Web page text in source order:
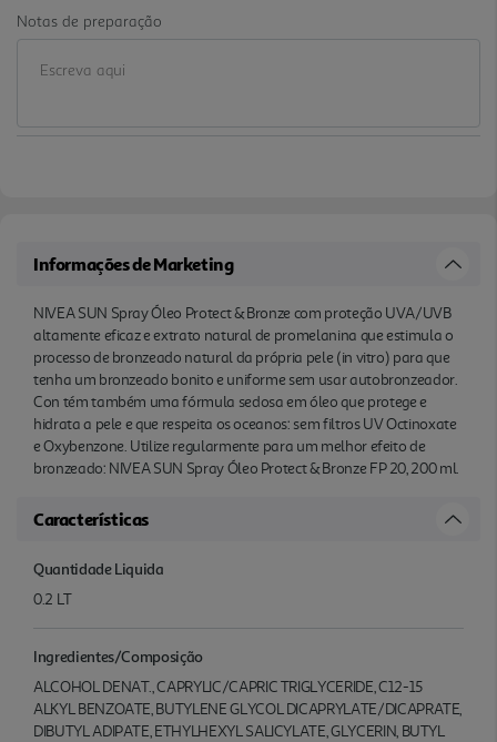
Notas de preparação
Informações de Marketing
NIVEA SUN Spray Óleo Protect & Bronze com proteção UVA/UVB
altamente eficaz e extrato natural de promelanina que estimula o
processo de bronzeado natural da própria pele (in vitro) para que
tenha um bronzeado bonito e uniforme sem usar autobronzeador.
Con tém também uma fórmula sedosa em óleo que protege e
hidrata a pele e que respeita os oceanos: sem filtros UV Octinoxate
e Oxybenzone. Utilize regularmente para um melhor efeito de
bronzeado: NIVEA SUN Spray Óleo Protect & Bronze FP 20, 200 ml.
Características
Quantidade Liquida
0.2 LT
Ingredientes/Composição
ALCOHOL DENAT., CAPRYLIC/CAPRIC TRIGLYCERIDE, C12-15
ALKYL BENZOATE, BUTYLENE GLYCOL DICAPRYLATE/DICAPRATE,
DIBUTYL ADIPATE, ETHYLHEXYL SALICYLATE, GLYCERIN, BUTYL